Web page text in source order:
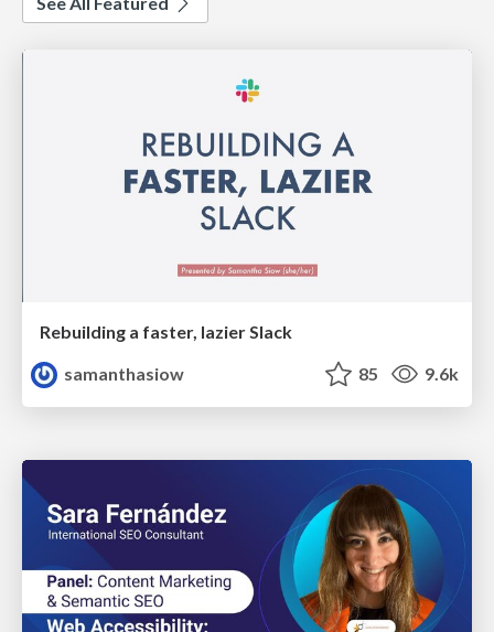
Rebuilding a faster, lazier Slack
samanthasiow
85 9.6k